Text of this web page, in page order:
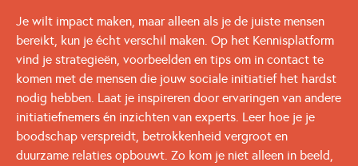
Vragen over
Je wilt impact maken, maar alleen als je de juiste mensen
bereikt, kun je écht verschil maken. Op het Kennisplatform
vind je strategieën, voorbeelden en tips om in contact te
komen met de mensen die jouw sociale initiatief het hardst
nodig hebben. Laat je inspireren door ervaringen van andere
initiatiefnemers én inzichten van experts. Leer hoe je je
boodschap verspreidt, betrokkenheid vergroot en
duurzame relaties opbouwt. Zo kom je niet alleen in beeld,